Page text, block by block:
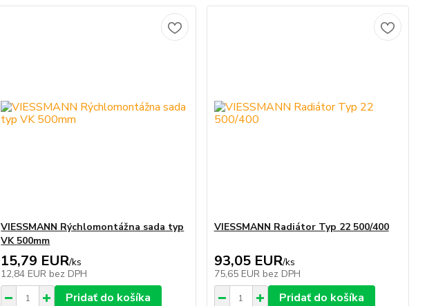
VIESSMANN Rýchlomontážna sada typ
VK 500mm
15,79 EUR/ks
12,84 EUR bez DPH
Pridať do košíka
VIESSMANN Radiátor Typ 22 500/400
93,05 EUR/ks
75,65 EUR bez DPH
Pridať do košíka